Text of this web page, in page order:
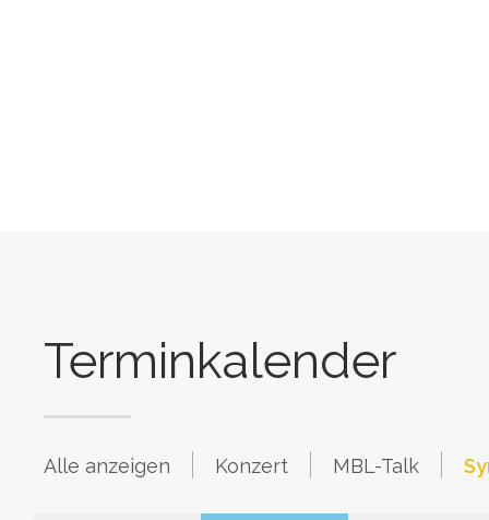
Terminkalender
Alle anzeigen Konzert MBL-Talk